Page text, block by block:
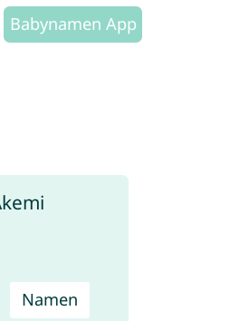
Babynamen App
Namen